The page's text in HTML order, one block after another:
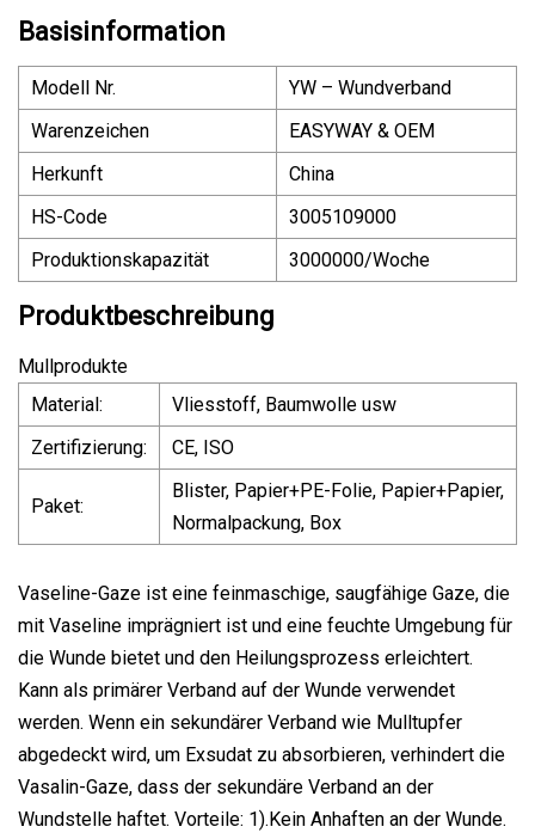
Basisinformation
Modell Nr.
YW – Wundverband
Warenzeichen
EASYWAY & OEM
Herkunft
China
HS-Code
3005109000
Produktionskapazität
3000000/Woche
Produktbeschreibung
Mullprodukte
Material:
Vliesstoff, Baumwolle usw
Zertifizierung:
CE, ISO
Paket:
Blister, Papier+PE-Folie, Papier+Papier,
Normalpackung, Box
Vaseline-Gaze ​​ist eine feinmaschige, saugfähige Gaze, die
mit Vaseline imprägniert ist und eine feuchte Umgebung für
die Wunde bietet und den Heilungsprozess erleichtert.
Kann als primärer Verband auf der Wunde verwendet
werden. Wenn ein sekundärer Verband wie Mulltupfer
abgedeckt wird, um Exsudat zu absorbieren, verhindert die
Vasalin-Gaze, dass der sekundäre Verband an der
Wundstelle haftet. Vorteile: 1).Kein Anhaften an der Wunde.